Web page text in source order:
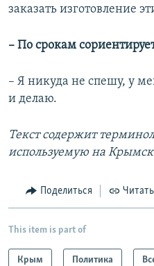
заказать изготовление
– По срокам
– Я никуда не спешу, у
и делаю.
Текст содержит
используемую на
Поделиться
This item is part of
Крым Политика